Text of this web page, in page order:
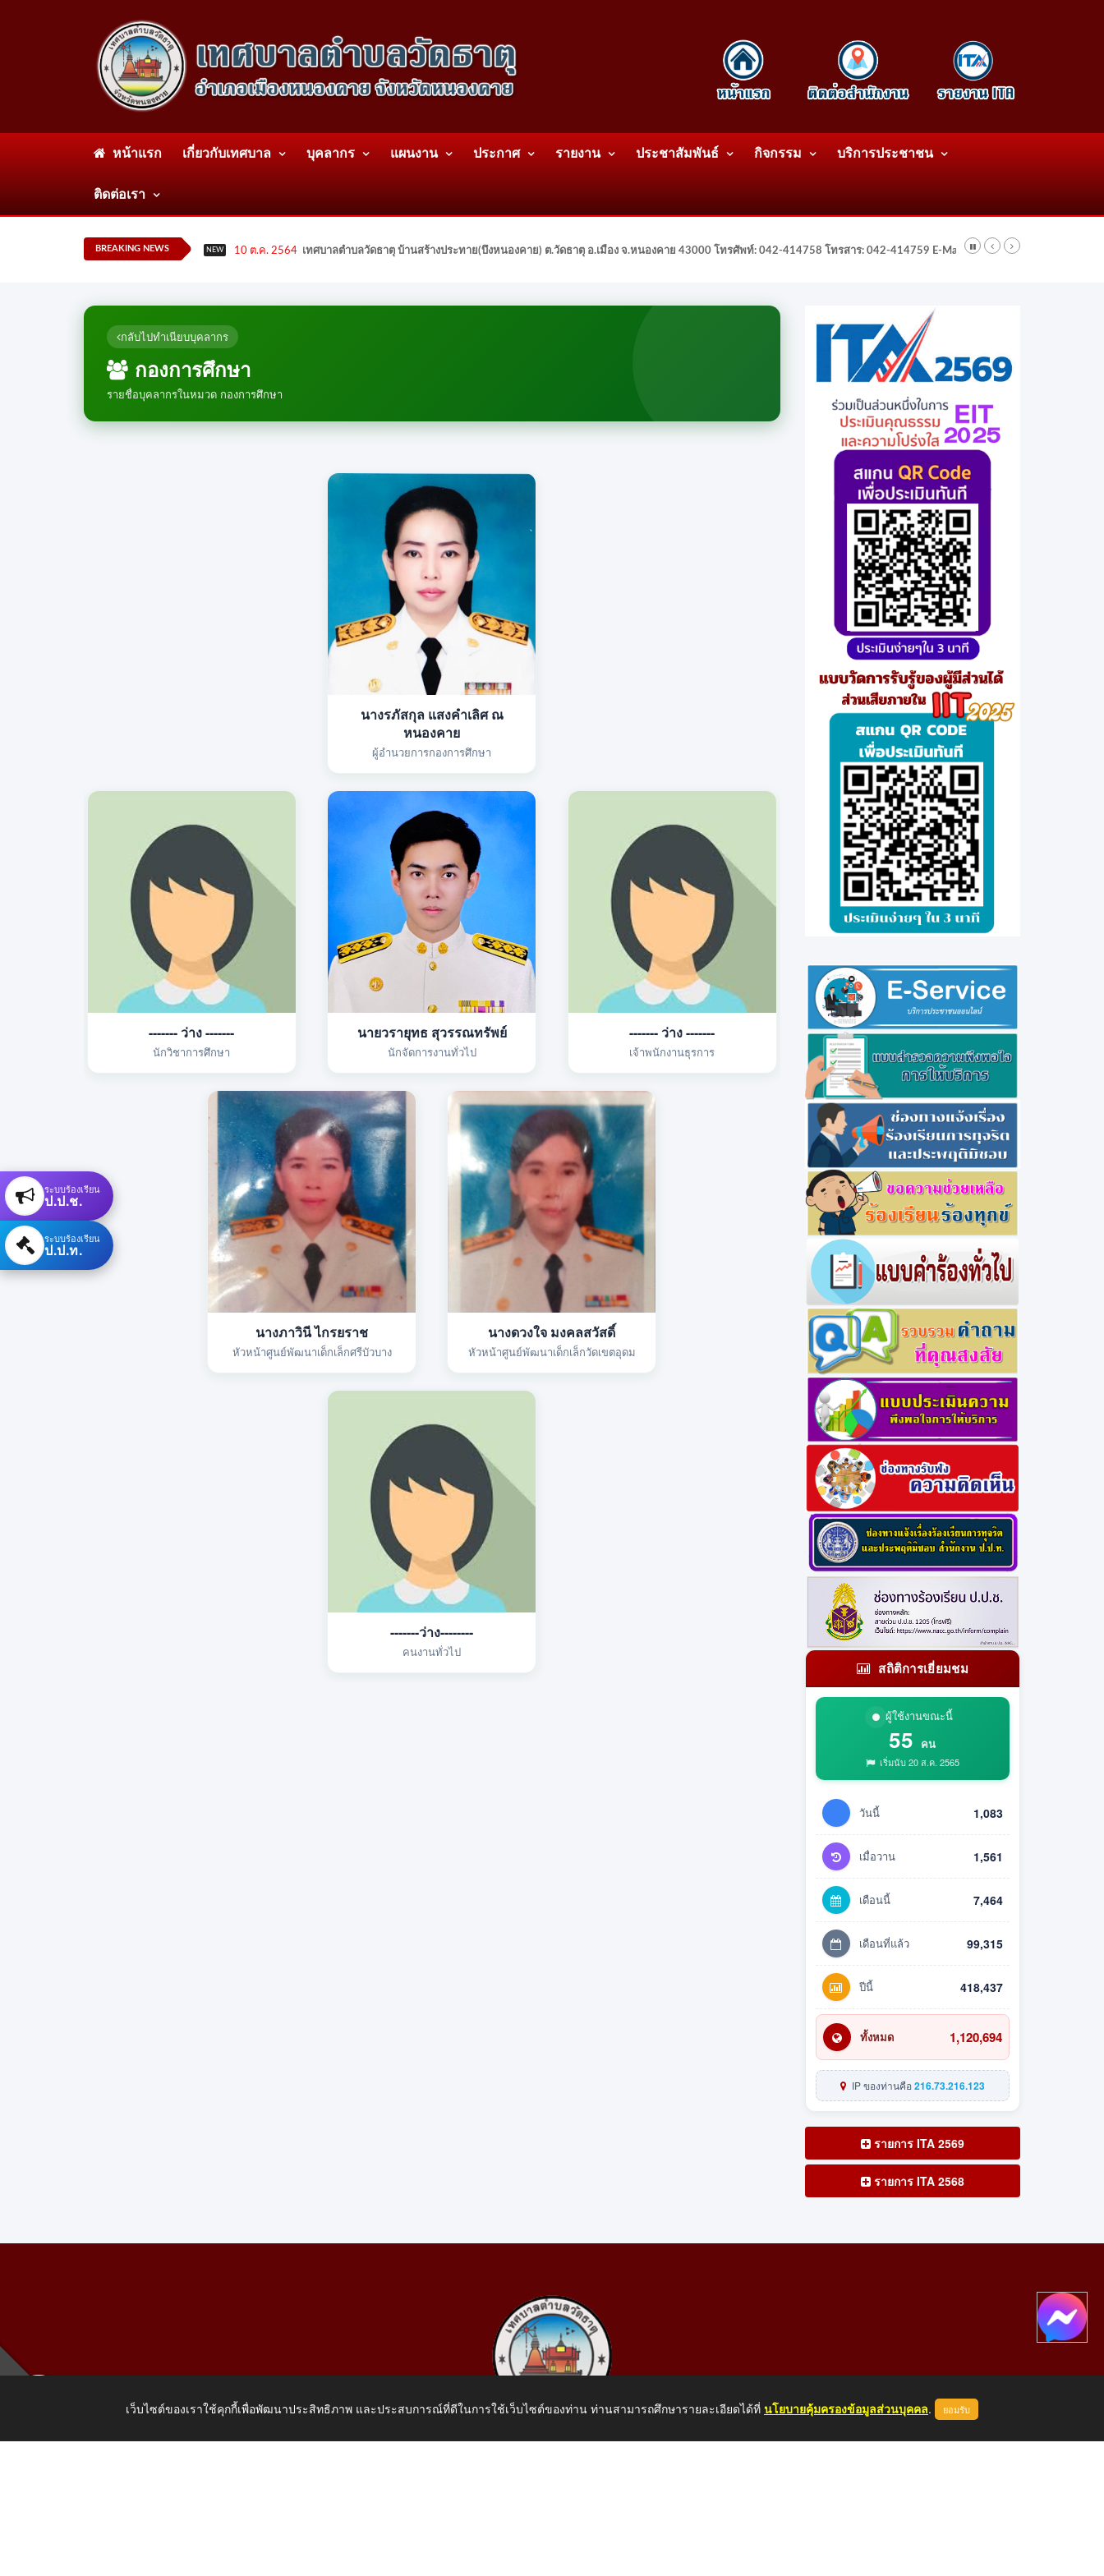
หน้าแรก เกี่ยวกับเทศบาล บุคลากร แผนงาน ประกาศ รายงาน ประชาสัมพันธ์ กิจกรรม บริการประชาชน
ติดต่อเรา
BREAKING NEWS NEW 10 ต.ค. 2564 เทศบาลตำบลวัดธาตุ บ้านสร้างประทาย(บึงหนองคาย) ต.วัดธาตุ อ.เมือง จ.หนองคาย 43000 โทรศัพท์: 042-414758 โทรสาร: 042-414759 E-Mail: wattatnk@gmail.com
กลับไปทำเนียบบุคลากร
กองการศึกษา
รายชื่อบุคลากรในหมวด กองการศึกษา
นางรภัสกุล แสงคำเลิศ ณ
หนองคาย
ผู้อำนวยการกองการศึกษา
------- ว่าง -------
นักวิชาการศึกษา
นายวรายุทธ สุวรรณทรัพย์
นักจัดการงานทั่วไป
------- ว่าง -------
เจ้าพนักงานธุรการ
นางภาวินี ไกรยราช
หัวหน้าศูนย์พัฒนาเด็กเล็กศรีบัวบาง
นางดวงใจ มงคลสวัสดิ์
หัวหน้าศูนย์พัฒนาเด็กเล็กวัดเขตอุดม
-------ว่าง--------
คนงานทั่วไป
สถิติการเยี่ยมชม
ผู้ใช้งานขณะนี้
55 คน
เริ่มนับ 20 ส.ค. 2565
วันนี้ 1,083
เมื่อวาน 1,561
เดือนนี้ 7,464
เดือนที่แล้ว 99,315
ปีนี้ 418,437
ทั้งหมด 1,120,694
IP ของท่านคือ216.73.216.123
รายการ ITA 2569
รายการ ITA 2568
ระบบร้องเรียน
ป.ป.ช.
ระบบร้องเรียน
ป.ป.ท.
เว็บไซต์ของเราใช้คุกกี้เพื่อพัฒนาประสิทธิภาพ และประสบการณ์ที่ดีในการใช้เว็บไซต์ของท่าน ท่านสามารถศึกษารายละเอียดได้ที่ นโยบายคุ้มครองข้อมูลส่วนบุคคล. ยอมรับ